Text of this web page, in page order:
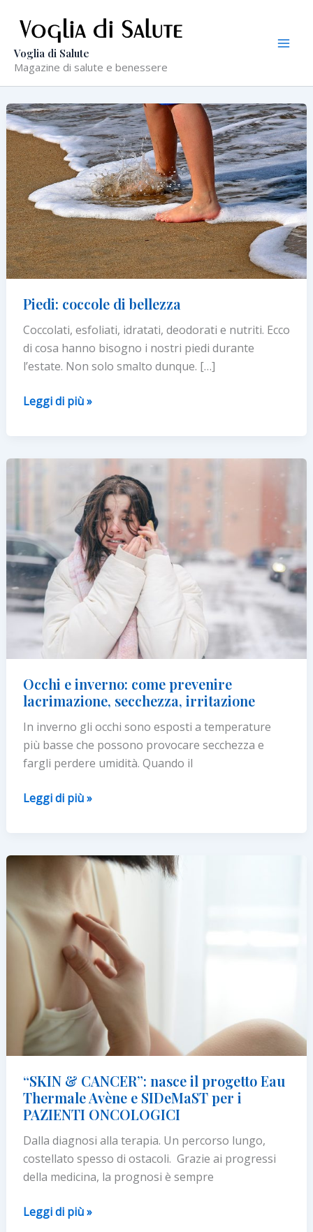
contenuto
Voglia di Salute
Magazine di salute e benessere
Piedi: coccole di bellezza
Coccolati, esfoliati, idratati, deodorati e nutriti. Ecco
di cosa hanno bisogno i nostri piedi durante
l’estate. Non solo smalto dunque. […]
Piedi:
bellezza
Leggi di più »
Occhi e inverno: come prevenire
lacrimazione, secchezza, irritazione
In inverno gli occhi sono esposti a temperature
più basse che possono provocare secchezza e
fargli perdere umidità. Quando il
Occhi
come
prevenire
lacrimazione,
secchezza,
irritazione
Leggi di più »
“SKIN & CANCER”: nasce il progetto Eau
Thermale Avène e SIDeMaST per i
PAZIENTI ONCOLOGICI
Dalla diagnosi alla terapia. Un percorso lungo,
costellato spesso di ostacoli. Grazie ai progressi
della medicina, la prognosi è sempre
“SKIN
Leggi di più »